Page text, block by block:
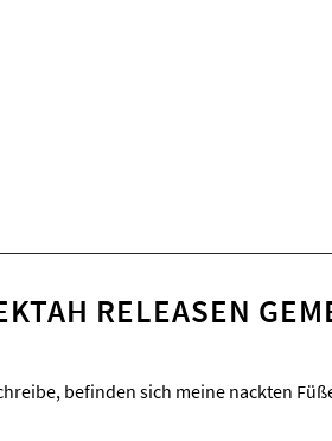
RELEASEN
befinden sich meine nackten